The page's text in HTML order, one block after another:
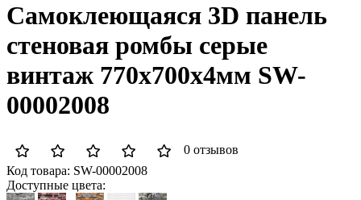
Самоклеющаяся 3D панель
стеновая ромбы серые
винтаж 770x700x4мм SW-
00002008
0 отзывов
Код товара: SW-00002008
Доступные цвета: